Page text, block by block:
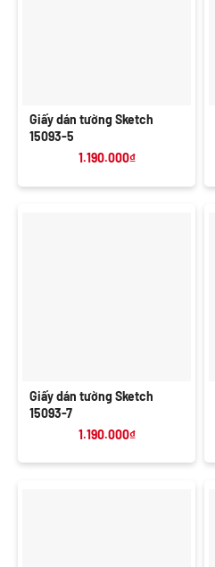
Giấy dán tường Sketch
15093-5
1.190.000₫
Giấy dán tường Sketch
15093-7
1.190.000₫